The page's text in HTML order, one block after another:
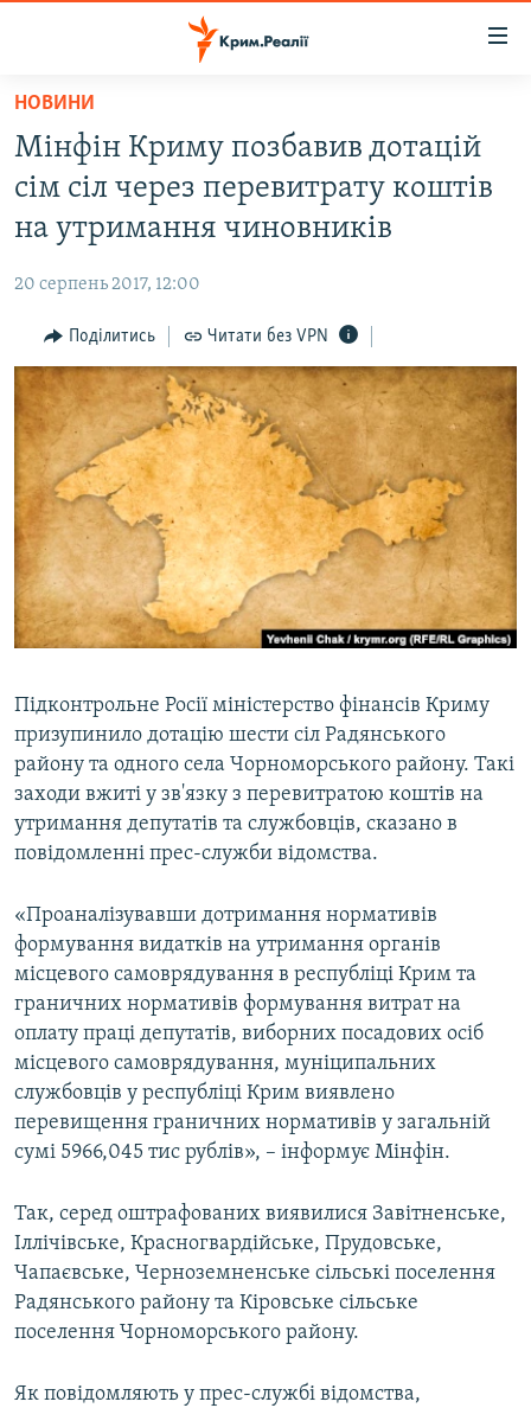
Перейти
основного
матеріалу
до
основної
навігації
Перейти
до
пошуку
НОВИНИ
ВОДА.КРИМ
ВІДЕО ТА ФОТО
БЛОГИ
ПОГЛЯД
ІНТЕРВ'Ю
ВСЕ ЗА ДЕНЬ
СПЕЦПРОЕКТИ
ДЕПОРТАЦІЯ
ВІДЕОУРОКИ «ELIFBE»
СВІДЧЕННЯ ОКУПАЦІЇ
УКРАЇНСЬКА ПРОБЛЕМА КРИМУ
ЯК ОБІЙТИ БЛОКУВАННЯ
Русский
Qırımtatar
Усі сайти RFE/RL
НОВИНИ
Мінфін Криму позбавив дотацій
сім сіл через перевитрату коштів
на утримання чиновників
20 серпень 2017, 12:00
Поділитись Читати без VPN
Підконтрольне Росії міністерство фінансів Криму
призупинило дотацію шести сіл Радянського
району та одного села Чорноморського району. Такі
заходи вжиті у зв'язку з перевитратою коштів на
утримання депутатів та службовців, сказано в
повідомленні прес-служби відомства.
«Проаналізувавши дотримання нормативів
формування видатків на утримання органів
місцевого самоврядування в республіці Крим та
граничних нормативів формування витрат на
оплату праці депутатів, виборних посадових осіб
місцевого самоврядування, муніципальних
службовців у республіці Крим виявлено
перевищення граничних нормативів у загальній
сумі 5966,045 тис рублів», – інформує Мінфін.
Так, серед оштрафованих виявилися Завітненське,
Іллічівське, Красногвардійське, Прудовське,
Чапаєвське, Черноземненське сільські поселення
Радянського району та Кіровське сільське
поселення Чорноморського району.
Як повідомляють у прес-службі відомства,